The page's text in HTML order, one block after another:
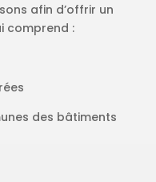
afin d’offrir un
comprend :
des bâtiments